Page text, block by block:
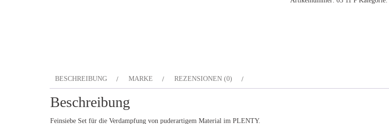
Menge
BESCHREIBUNG MARKE REZENSIONEN (0)
Beschreibung
Feinsiebe Set für die Verdampfung von puderartigem Material im PLENTY.